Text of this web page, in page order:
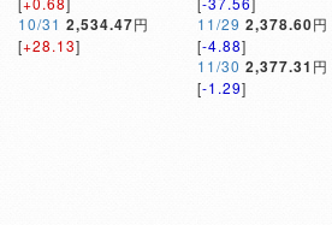
10/31 2,534.47円
[+28.13]
11/29 2,378.60円
[-4.88]
11/30 2,377.31 円
[-1.29]